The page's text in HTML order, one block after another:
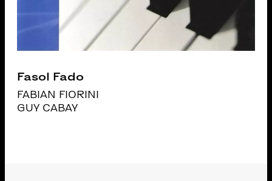
Fasol Fado
FABIAN FIORINI
GUY CABAY